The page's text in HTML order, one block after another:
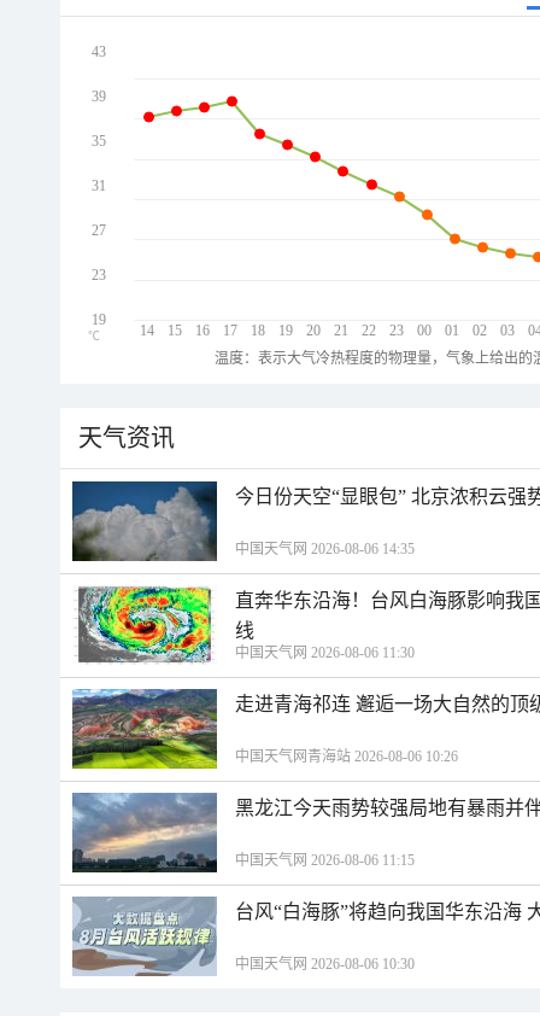
14 15 16 17 18 19 20 21 22 23 00 01 02 03
43
39
35
31
27
23
19
℃
温度：表示大气冷热程度的物理量，气象上给出
天气资讯
今日份天空“显眼包” 北京浓积云强
中国天气网 2026-08-06 14:35
直奔华东沿海！台风白海豚影响我
线
中国天气网 2026-08-06 11:30
走进青海祁连 邂逅一场大自然的顶
中国天气网青海站 2026-08-06 10:26
黑龙江今天雨势较强局地有暴雨并
中国天气网 2026-08-06 11:15
台风“白海豚”将趋向我国华东沿海
中国天气网 2026-08-06 10:30